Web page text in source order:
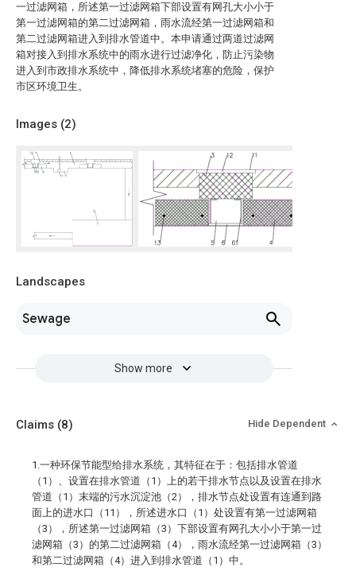
一过滤网箱，所述第一过滤网箱下部设置有网孔大小小于
第一过滤网箱的第二过滤网箱，雨水流经第一过滤网箱和
第二过滤网箱进入到排水管道中。本申请通过两道过滤网
箱对接入到排水系统中的雨水进行过滤净化，防止污染物
进入到市政排水系统中，降低排水系统堵塞的危险，保护
市区环境卫生。
Images (2)
Landscapes
Sewage
Show more
Claims (8) Hide Dependent
1.一种环保节能型给排水系统，其特征在于：包括排水管道
（1）、设置在排水管道（1）上的若干排水节点以及设置在排水
管道（1）末端的污水沉淀池（2），排水节点处设置有连通到路
面上的进水口（11），所述进水口（1）处设置有第一过滤网箱
（3），所述第一过滤网箱（3）下部设置有网孔大小小于第一过
滤网箱（3）的第二过滤网箱（4），雨水流经第一过滤网箱（3）
和第二过滤网箱（4）进入到排水管道（1）中。